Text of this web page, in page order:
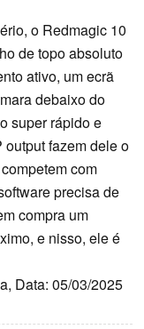
o Redmagic 10
de topo absoluto
ativo, um ecrã
debaixo do
super rápido e
fazem dele o
com
precisa de
compra um
e nisso, ele é
Data: 05/03/2025